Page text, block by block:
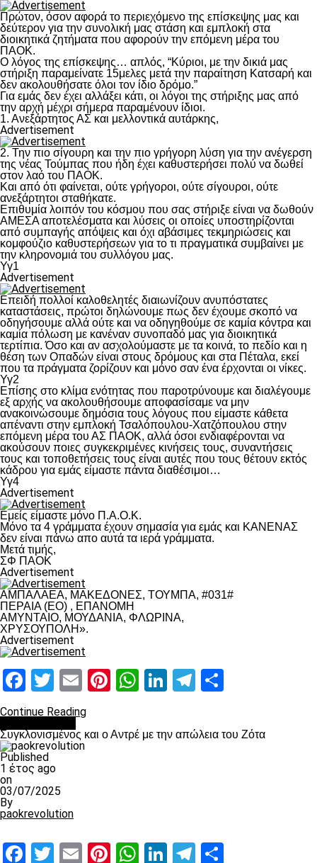
Πρώτον, όσον αφορά το περιεχόμενο της επίσκεψης μας και
δεύτερον για την συνολική μας στάση και εμπλοκή στα
διοικητικά ζητήματα που αφορούν την επόμενη μέρα του
ΠΑΟΚ.
Ο λόγος της επίσκεψης… απλός, “Κύριοι, με την δικιά μας
στήριξη παραμείνατε 15μελες μετά την παραίτηση Κατσαρή και
δεν ακολουθήσατε όλοι τον ίδιο δρόμο.”
Για εμάς δεν έχει αλλάξει κάτι, οι λόγοι της στήριξης μας από
την αρχή μέχρι σήμερα παραμένουν ίδιοι.
1. Ανεξάρτητος ΑΣ και μελλοντικά αυτάρκης,
Advertisement
2. Την πιο σίγουρη και την πιο γρήγορη λύση για την ανέγερση
της νέας Τούμπας που ήδη έχει καθυστερήσει πολύ να δωθεί
στον λαό του ΠΑΟΚ.
Και από ότι φαίνεται, ούτε γρήγοροι, ούτε σίγουροι, ούτε
ανεξάρτητοι σταθήκατε.
Επιθυμία λοιπόν του κόσμου που σας στήριξε είναι να δωθούν
ΑΜΕΣΑ αποτελέσματα και λύσεις οι οποίες υποστηρίζονται
από συμπαγής απόψεις και όχι αβάσιμες τεκμηριώσεις και
κομφούζιο καθυστερήσεων για το τι πραγματικά συμβαίνει με
την κληρονομιά του συλλόγου μας.
Υγ1
Advertisement
Επειδή πολλοί καλοθελητές διαιωνίζουν ανυπόστατες
καταστάσεις, πρώτοι δηλώνουμε πως δεν έχουμε σκοπό να
οδηγήσουμε αλλά ούτε και να οδηγηθούμε σε καμία κόντρα και
καμία πόλωση με κανέναν συνοπαδό μας για διοικητικά
τερτίπια. Όσο και αν ασχολούμαστε με τα κοινά, το πεδίο και η
θέση των Οπαδών είναι στους δρόμους και στα Πέταλα, εκεί
που τα πράγματα ζορίζουν και μόνο σαν ένα έρχονται οι νίκες.
Υγ2
Επίσης στο κλίμα ενότητας που παροτρύνουμε και διαλέγουμε
εξ αρχής να ακολουθήσουμε αποφασίσαμε να μην
ανακοινώσουμε δημόσια τους λόγους που είμαστε κάθετα
απέναντι στην εμπλοκή Τσαλόπουλου-Χατζόπουλου στην
επόμενη μέρα του ΑΣ ΠΑΟΚ, αλλά όσοι ενδιαφέρονται να
ακούσουν ποιες συγκεκριμένες κινήσεις τους, συναντήσεις
τους και τοποθετήσεις τους είναι αυτές που τους θέτουν εκτός
κάδρου για εμάς είμαστε πάντα διαθέσιμοι…
Υγ4
Advertisement
Εμείς είμαστε μόνο Π.Α.Ο.Κ.
Μόνο τα 4 γράμματα έχουν σημασία για εμάς και ΚΑΝΕΝΑΣ
δεν είναι πάνω απο αυτά τα ιερά γράμματα.
Μετά τιμής,
ΣΦ ΠΑΟΚ
Advertisement
ΑΜΠΑΛΑΕΑ, ΜΑΚΕΔΟΝΕΣ, ΤΟΥΜΠΑ, #031#
ΠΕΡΑΙΑ (ΕΟ) , ΕΠΑΝΟΜΗ
ΑΜΥΝΤΑΙΟ, ΜΟΥΔΑΝΙΑ, ΦΛΩΡΙΝΑ,
ΧΡΥΣΟΥΠΟΛΗ».
Advertisement
Facebook
Twitter
EmailPinterest
WhatsApp
LinkedIn
Telegram
Continue Reading
Συγκλονισμένος και ο Αντρέ με την απώλεια του Ζότα
Published
1 έτος ago
on
03/07/2025
By
paokrevolution
Facebook
Twitter
EmailPinterest
WhatsApp
LinkedIn
Telegram